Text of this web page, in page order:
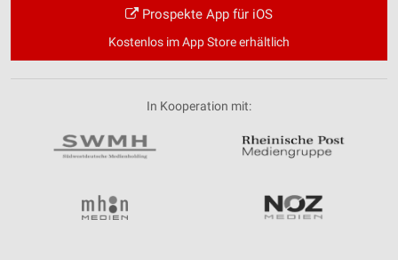
Prospekte App für iOS
Kostenlos im App Store erhältlich
In Kooperation mit: